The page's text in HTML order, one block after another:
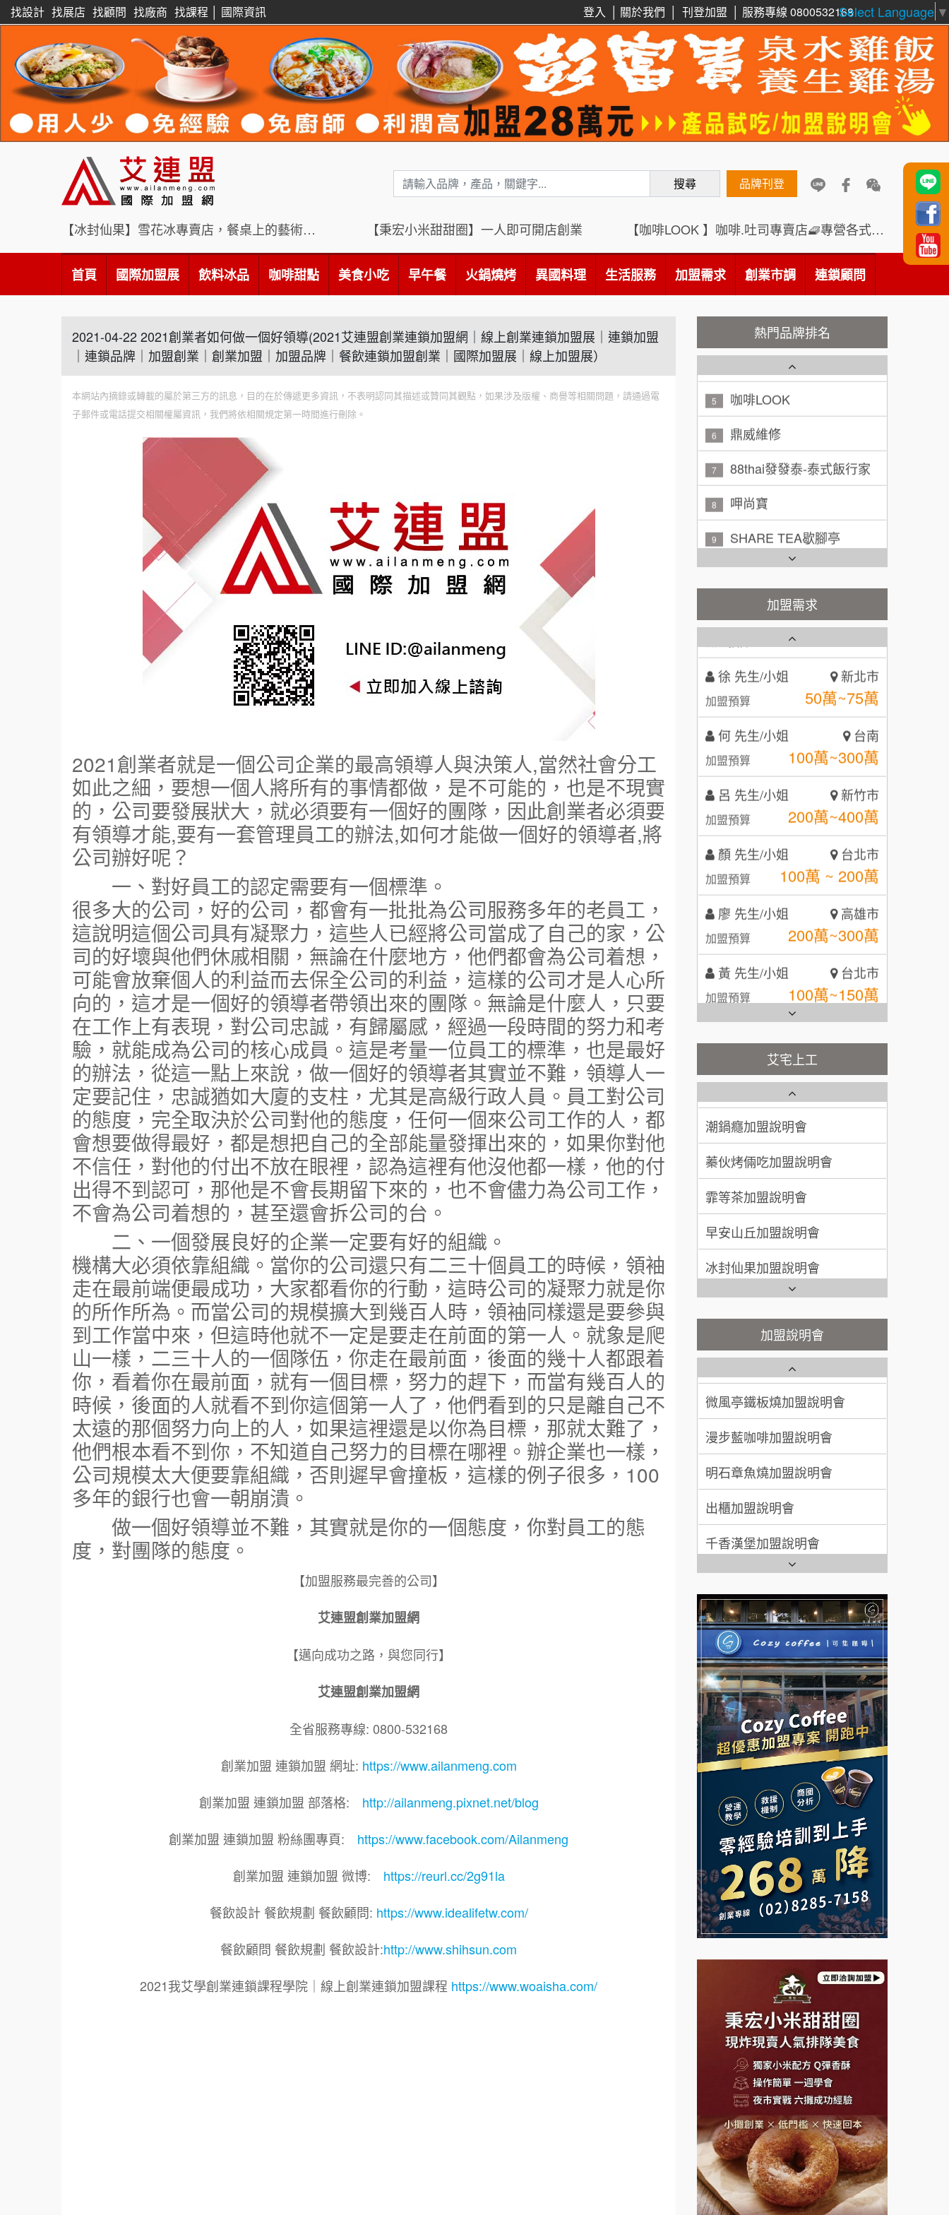
Select Language ▼
找設計 找展店 找顧問 找廠商 找課程 國際資訊 關於我們 刊登加盟 服務專線 0800532168
登入
搜尋 品牌刊登
【冰封仙果】雪花冰專賣店，餐桌上的藝術饗宴 【秉宏小米甜甜圈】一人即可開店創業 【咖啡LOOK 】咖啡.吐司專賣店🧇專營各式創意法式吐司
首頁 國際加盟展 飲料冰品 咖啡甜點 美食小吃 早午餐 火鍋燒烤 異國料理 生活服務 加盟需求 創業市調 連鎖顧問
2021-04-22 2021創業者如何做一個好領導(2021艾連盟創業連鎖加盟網｜線上創業連鎖加盟展｜連鎖加盟
｜連鎖品牌｜加盟創業｜創業加盟｜加盟品牌｜餐飲連鎖加盟創業｜國際加盟展｜線上加盟展）
本網站內摘錄或轉載的屬於第三方的訊息，目的在於傳遞更多資訊，不表明認同其描述或贊同其觀點，如果涉及版權、商譽等相關問題，請通過電
子郵件或電話提交相關權屬資訊，我們將依相關規定第一時間進行刪除。
2021創業者就是一個公司企業的最高領導人與決策人,當然社會分工
如此之細，要想一個人將所有的事情都做，是不可能的，也是不現實
的，公司要發展狀大，就必須要有一個好的團隊，因此創業者必須要
有領導才能,要有一套管理員工的辦法,如何才能做一個好的領導者,將
公司辦好呢？
一、對好員工的認定需要有一個標準。
很多大的公司，好的公司，都會有一批批為公司服務多年的老員工，
這說明這個公司具有凝聚力，這些人已經將公司當成了自己的家，公
司的好壞與他們休戚相關，無論在什麼地方，他們都會為公司着想，
可能會放棄個人的利益而去保全公司的利益，這樣的公司才是人心所
向的，這才是一個好的領導者帶領出來的團隊。無論是什麼人，只要
在工作上有表現，對公司忠誠，有歸屬感，經過一段時間的努力和考
驗，就能成為公司的核心成員。這是考量一位員工的標準，也是最好
的辦法，從這一點上來說，做一個好的領導者其實並不難，領導人一
定要記住，忠誠猶如大廈的支柱，尤其是高級行政人員。員工對公司
的態度，完全取決於公司對他的態度，任何一個來公司工作的人，都
會想要做得最好，都是想把自己的全部能量發揮出來的，如果你對他
不信任，對他的付出不放在眼裡，認為這裡有他沒他都一樣，他的付
出得不到認可，那他是不會長期留下來的，也不會儘力為公司工作，
不會為公司着想的，甚至還會拆公司的台。
二、一個發展良好的企業一定要有好的組織。
機構大必須依靠組織。當你的公司還只有二三十個員工的時候，領袖
走在最前端便最成功，大家都看你的行動，這時公司的凝聚力就是你
的所作所為。而當公司的規模擴大到幾百人時，領袖同樣還是要參與
到工作當中來，但這時他就不一定是要走在前面的第一人。就象是爬
山一樣，二三十人的一個隊伍，你走在最前面，後面的幾十人都跟着
你，看着你在最前面，就有一個目標，努力的趕下，而當有幾百人的
時候，後面的人就看不到你這個第一人了，他們看到的只是離自己不
太遠的那個努力向上的人，如果這裡還是以你為目標，那就太難了，
他們根本看不到你，不知道自己努力的目標在哪裡。辦企業也一樣，
公司規模太大便要靠組織，否則遲早會撞板，這樣的例子很多，100
多年的銀行也會一朝崩潰。
做一個好領導並不難，其實就是你的一個態度，你對員工的態
度，對團隊的態度。
【加盟服務最完善的公司】
艾連盟創業加盟網
【邁向成功之路，與您同行】
艾連盟創業加盟網
全省服務專線: 0800-532168
創業加盟 連鎖加盟 網址: https://www.ailanmeng.com
創業加盟 連鎖加盟 部落格: http://ailanmeng.pixnet.net/blog
創業加盟 連鎖加盟 粉絲團專頁: https://www.facebook.com/Ailanmeng
創業加盟 連鎖加盟 微博: https://reurl.cc/2g91la
餐飲設計 餐飲規劃 餐飲顧問: https://www.idealifetw.com/
餐飲顧問 餐飲規劃 餐飲設計:http://www.shihsun.com
2021我艾學創業連鎖課程學院｜線上創業連鎖加盟課程 https://www.woaisha.com/
熱門品牌排名
6 鼎威維修
8 呷尚寶
SHARE TEA歇腳亭
2 霏等茶
3 秉宏小米甜甜圈
4 潮鍋癮
5 咖啡LOOK
6 鼎威維修
7 88thai發發泰-泰式飯行家
8 呷尚寶
9 SHARE TEA歇腳亭
TEA TOP台灣第一味
1 Cozy coffee可集咖啡
2 霏等茶
3 秉宏小米甜甜圈
4 潮鍋癮
5 咖啡LOOK
6 鼎威維修
7 88thai發發泰-泰式飯行家
8 呷尚寶
SHARE TEA歇腳亭
TEA TOP台灣第一味
加盟需求
周 先生/小姐 台北
加盟預算 100萬 ~150萬
加盟預算 50萬~75萬
加盟預算 100萬~300萬
呂 先生/小姐 新竹市
顏 先生/小姐 台北市
廖 先生/小姐
200萬~300萬
黃 先生/小姐
加盟預算 100萬~150萬
林 先生/小姐 屏東縣
加盟預算 100萬 ~ 200萬
吳 先生/小姐 屏東縣
加盟預算 100萬~200萬
100萬 ~150萬
加盟預算 50萬~75萬
何 先生/小姐 台南
加盟預算 100萬~300萬
呂 先生/小姐 新竹市
加盟預算 200萬~400萬
顏 先生/小姐 台北市
加盟預算 100萬 ~ 200萬
廖 先生/小姐 高雄市
加盟預算 200萬~300萬
黃 先生/小姐 台北市
加盟預算 100萬~150萬
林 先生/小姐 屏東縣
加盟預算 100萬 ~ 200萬
吳 先生/小姐
加盟預算 100萬~200萬
周 先生/小姐 台北
加盟預算 100萬 ~150萬
徐 先生/小姐
加盟預算 50萬~75萬
何 先生/小姐
100萬~300萬
加盟預算
顏 先生/小姐 台北市
加盟預算 100萬 ~ 200萬
廖 先生/小姐 高雄市
加盟預算 200萬~300萬
艾宅上工
【曉妍美妝】誠徵行政櫃檯
自助洗衣店誠徵代洗收送人員
(台中市)
MUSHEN徵SPA美容芳療師
日十。早午食加盟說明會
拾鑶火鍋加盟說明會
全家加盟說明會
台灣G湯加盟說明會
NU PASTA義大利麵加盟說明
潮鍋癮加盟說明會
蓁伙烤倆吃加盟說明會
霏等茶加盟說明會
早安山丘加盟說明會
冰封仙果加盟說明會
Ramble Café 漫步藍咖啡加盟
微風亭鐵板燒加盟說明會
鮮茶道加盟說明會
【曉妍美妝】誠徵行政櫃檯
自助洗衣店誠徵代洗收送人員
(台中市)
MUSHEN徵SPA美容芳療師
日十。早午食加盟說明會
拾鑶火鍋加盟說明會
全家加盟說明會
台灣G湯加盟說明會
彭富貴加盟說明會
NU PASTA義大利麵加盟說明
會
潮鍋癮加盟說明會
蓁伙烤倆吃加盟說明會
霏等茶加盟說明會
早安山丘加盟說明會
冰封仙果加盟說明會
Ramble Café 漫步藍咖啡加盟
說明會
微風亭鐵板燒加盟說明會
鮮茶道加盟說明會
【曉妍美妝】誠徵行政櫃檯
自助洗衣店誠徵代洗收送人員
(台中市)
MUSHEN徵SPA美容芳療師
日十。早午食加盟說明會
拾鑶火鍋加盟說明會
加盟說明會
藍象廷泰式火鍋加盟說明會
日十。早午食加盟說明會
上宇林加盟說明會
莫尼早餐Morni加盟說明會
手作功夫茶加盟說明會
SHARE TEA歇腳亭加盟說明會
潮味決-湯滷專門店加盟說明會
鬍子茶加盟說明會
鮮茶道加盟說明會
微風亭鐵板燒加盟說明會
漫步藍咖啡加盟說明會
明石章魚燒加盟說明會
出櫃加盟說明會
千香漢堡加盟說明會
七盞茶加盟說明會
拉亞漢堡加盟說明會
杜芳子古味茶鋪加盟說明會
優握握×酸奶大獅加盟說明會
冬城門加盟說明會
拾鑶火鍋加盟說明會
阿性情趣無人販售所加盟明會
龍涎居好湯加盟說明會
舒油頭加盟說明會
韓金量加盟說明會
義氣豐發雞加盟說明會
白鬍泡泡 BOHO POPO加盟說
雞咕雞咕加盟說明會
TEA TOP加盟說明會
珍好味臭臭鍋加盟說明會
藍象廷泰式火鍋加盟說明會
日十。早午食加盟說明會